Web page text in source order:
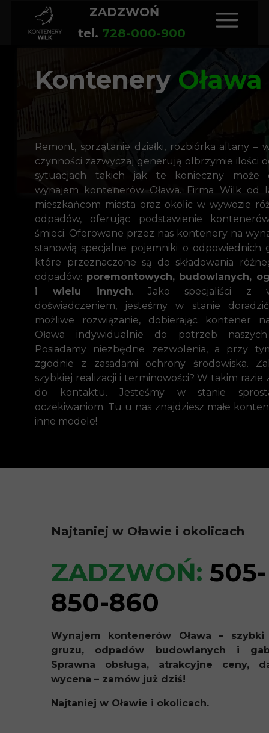
ZADZWOŃ
tel. 728-000-900
Kontenery Oława
Remont, sprzątanie działki, rozbiórka altany –
czynności zazwyczaj generują olbrzymie ilości
sytuacjach takich jak te konieczny może
wynajem kontenerów Oława. Firma Wilk od
mieszkańcom miasta oraz okolic w wywozie
odpadów, oferując podstawienie
śmieci. Oferowane przez nas kontenery na
stanowią specjalne pojemniki o odpowiednich
które przeznaczone są do składowania
odpadów: poremontowych, budowlanych,
i wielu innych. Jako specjaliści z
doświadczeniem, jesteśmy w stanie
możliwe rozwiązanie, dobierając kontener
Oława indywidualnie do potrzeb
Posiadamy niezbędne zezwolenia, a przy
zgodnie z zasadami ochrony środowiska.
szybkiej realizacji i terminowości? W takim razie
do kontaktu. Jesteśmy w stanie
oczekiwaniom. Tu u nas znajdziesz małe
inne modele!
Wynajem kontenerów Oława –
gruzu, odpadów budowlanych i
Sprawna obsługa, atrakcyjne ceny,
wycena – zamów już dziś!
Najtaniej w Oławie i okolicach.
ZADZWOŃ: 505-
850-860
Najtaniej w Oławie i okolicach